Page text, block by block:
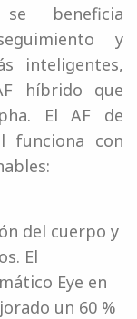
beneficia
y
inteligentes,
híbrido que
El AF de
funciona con
del cuerpo y
El
Eye en
un 60 %